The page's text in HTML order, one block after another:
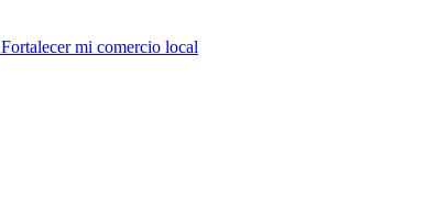
Fortalecer mi comercio local